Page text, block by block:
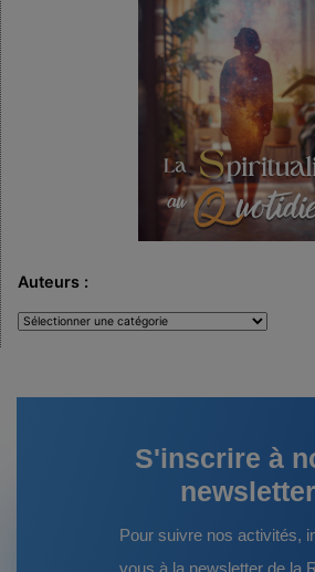
Auteurs :
Auteurs
:
S'inscrire à
newsletter
Pour suivre nos activités,